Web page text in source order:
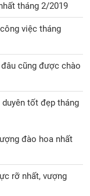
tháng 2/2019
việc tháng
cũng được chào
tốt đẹp tháng
đào hoa nhất
rỡ nhất, vượng